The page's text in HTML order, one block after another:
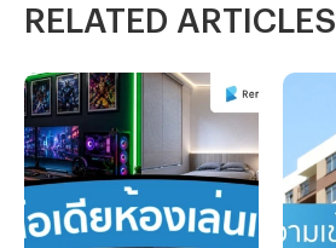
RELATED ARTICLES